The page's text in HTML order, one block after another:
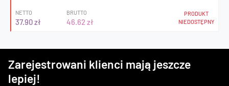
NETTO
37.90 zł
BRUTTO
46.62 zł
PRODUKT
NIEDOSTĘPNY
Zarejestrowani klienci mają jeszcze
lepiej!